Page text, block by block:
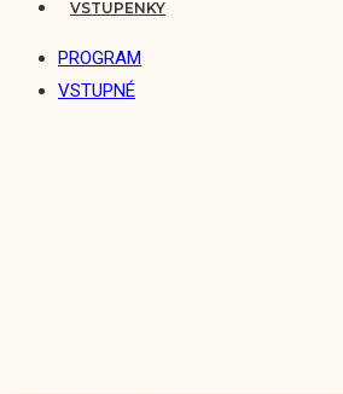
VSTUPENKY
PROGRAM
VSTUPNÉ